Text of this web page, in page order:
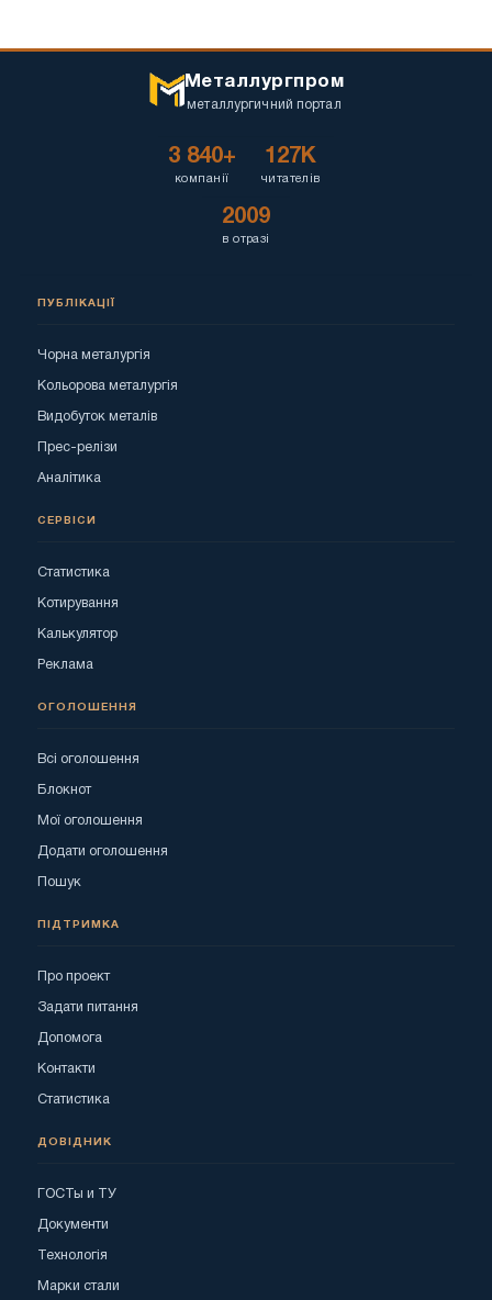
Металлургпром
металлургичний портал
3 840+
компанії
127K
читателів
2009
в отразі
ПУБЛІКАЦІЇ
Чорна металургія
Кольорова металургія
Видобуток металів
Прес-релізи
Аналітика
СЕРВІСИ
Статистика
Котирування
Калькулятор
Реклама
ОГОЛОШЕННЯ
Всі оголошення
Блокнот
Мої оголошення
Додати оголошення
Пошук
ПІДТРИМКА
Про проект
Задати питання
Допомога
Контакти
Статистика
ДОВІДНИК
ГОСТы и ТУ
Документи
Технологія
Марки стали